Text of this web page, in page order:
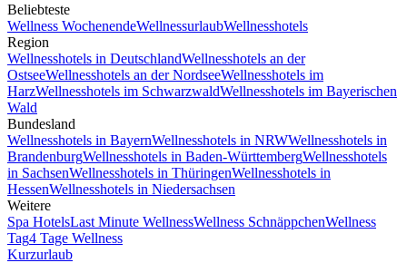
Beliebteste
Wellness WochenendeWellnessurlaubWellnesshotels
Region
Wellnesshotels in DeutschlandWellnesshotels an der
OstseeWellnesshotels an der NordseeWellnesshotels im
HarzWellnesshotels im SchwarzwaldWellnesshotels im Bayerischen
Wald
Bundesland
Wellnesshotels in BayernWellnesshotels in NRWWellnesshotels in
BrandenburgWellnesshotels in Baden-WürttembergWellnesshotels
in SachsenWellnesshotels in ThüringenWellnesshotels in
HessenWellnesshotels in Niedersachsen
Weitere
Spa HotelsLast Minute WellnessWellness SchnäppchenWellness
Tag4 Tage Wellness
Kurzurlaub